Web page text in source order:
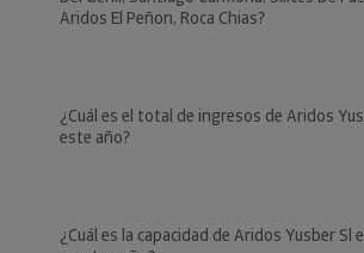
Aridos El Peñon, Roca Chias?
¿Cuál es el total de ingresos de Aridos
este año?
¿Cuál es la capacidad de Aridos Yusber Sl